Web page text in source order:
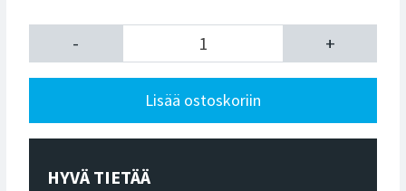
- +
Lisää ostoskoriin
HYVÄ TIETÄÄ